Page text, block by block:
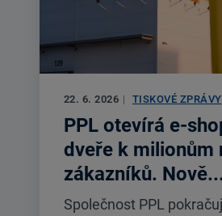
22. 6. 2026 | TISKOVÉ ZPRÁVY
PPL otevírá e-
dveře k milionům
zákazníků.
Společnost PPL